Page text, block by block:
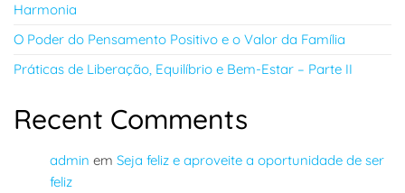
Harmonia
O Poder do Pensamento Positivo e o Valor da Família
Práticas de Liberação, Equilíbrio e Bem-Estar – Parte II
Recent Comments
admin em Seja feliz e aproveite a oportunidade de ser
feliz